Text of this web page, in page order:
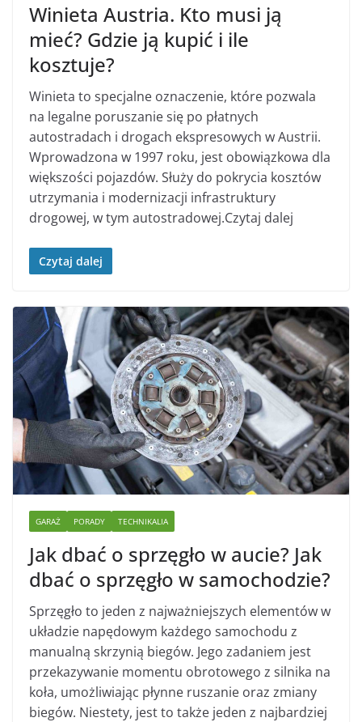
Winieta Austria. Kto musi ją
mieć? Gdzie ją kupić i ile
kosztuje?
Winieta to specjalne oznaczenie, które pozwala
na legalne poruszanie się po płatnych
autostradach i drogach ekspresowych w Austrii.
Wprowadzona w 1997 roku, jest obowiązkowa dla
większości pojazdów. Służy do pokrycia kosztów
utrzymania i modernizacji infrastruktury
drogowej, w tym autostradowej.Czytaj dalej
Czytaj dalej
GARAŻ PORADY TECHNIKALIA
Jak dbać o sprzęgło w aucie? Jak
dbać o sprzęgło w samochodzie?
Sprzęgło to jeden z najważniejszych elementów w
układzie napędowym każdego samochodu z
manualną skrzynią biegów. Jego zadaniem jest
przekazywanie momentu obrotowego z silnika na
koła, umożliwiając płynne ruszanie oraz zmiany
biegów. Niestety, jest to także jeden z najbardziej